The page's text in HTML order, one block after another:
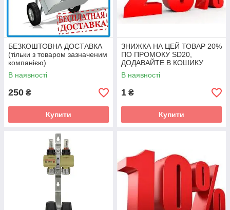
БЕЗКОШТОВНА ДОСТАВКА
(тільки з товаром зазначеним
компанією)
В наявності
250 ₴
Купити
ЗНИЖКА НА ЦЕЙ ТОВАР 20%
ПО ПРОМОКУ SD20,
ДОДАВАЙТЕ В КОШИКУ
В наявності
1 ₴
Купити